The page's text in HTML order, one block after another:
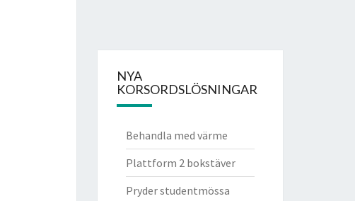
NYA
KORSORDSLÖSNINGAR
Behandla med värme
Plattform 2 bokstäver
Pryder studentmössa